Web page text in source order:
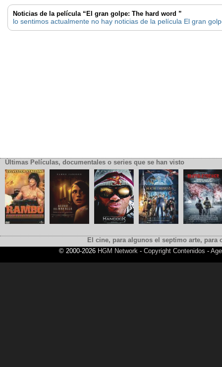
Noticias de la película “El gran golpe: The hard word ”
lo sentimos actualmente no hay noticias de la película El gran
Últimas Películas, documentales o series que se han visto
El cine, para algunos el septimo arte,
© 2000-2026 HGM Network- Copyright Contenidos -